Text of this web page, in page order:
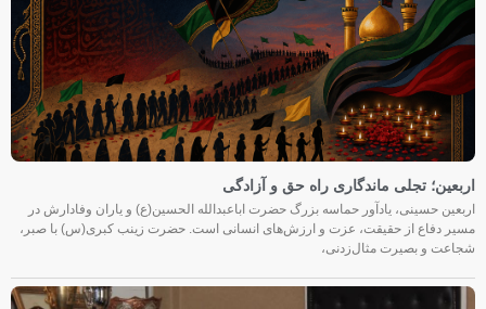
اربعین؛ تجلی ماندگاری راه حق و آزادگی
اربعین حسینی، یادآور حماسه بزرگ حضرت اباعبدالله الحسین(ع) و یاران وفادارش در
مسیر دفاع از حقیقت، عزت و ارزش‌های انسانی است. حضرت زینب کبری(س) با صبر،
شجاعت و بصیرت مثال‌زدنی،